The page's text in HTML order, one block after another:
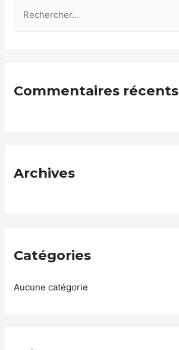
Commentaires récents
Archives
Catégories
Aucune catégorie